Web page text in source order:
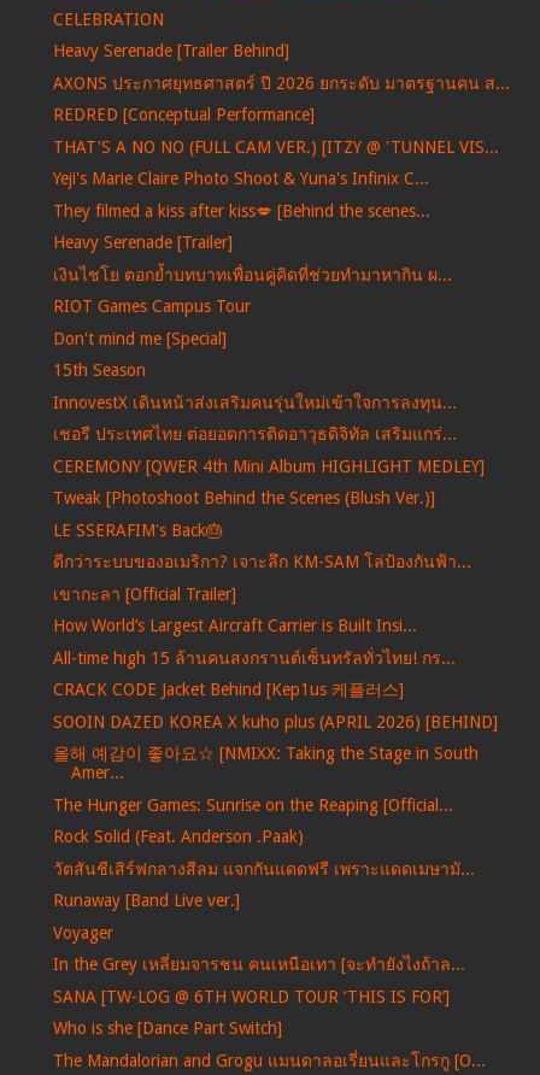
CELEBRATION
Heavy Serenade [Trailer Behind]
AXONS ประกาศยุทธศาสตร์ ปี 2026 ยกระดับ มาตรฐานคน ส...
REDRED [Conceptual Performance]
THAT'S A NO NO (FULL CAM VER.) [ITZY @ 'TUNNEL VIS...
Yeji's Marie Claire Photo Shoot & Yuna's Infinix C...
They filmed a kiss after kiss💋 [Behind the scenes...
Heavy Serenade [Trailer]
เงินไชโย ตอกย้ำบทบาทเพื่อนคู่คิดที่ช่วยทำมาหากิน ผ...
RIOT Games Campus Tour
Don't mind me [Special]
15th Season
InnovestX เดินหน้าส่งเสริมคนรุ่นใหม่เข้าใจการลงทุน...
เชอรี ประเทศไทย ต่อยอดการติดอาวุธดิจิทัล เสริมแกร่...
CEREMONY [QWER 4th Mini Album HIGHLIGHT MEDLEY]
Tweak [Photoshoot Behind the Scenes (Blush Ver.)]
LE SSERAFIM's Back🎂
ดีกว่าระบบของอเมริกา? เจาะลึก KM-SAM โล่ป้องกันฟ้า...
เขากะลา [Official Trailer]
How World’s Largest Aircraft Carrier is Built Insi...
All-time high 15 ล้านคนสงกรานต์เซ็นทรัลทั่วไทย! กร...
CRACK CODE Jacket Behind [Kep1us 케플러스]
SOOIN DAZED KOREA X kuho plus (APRIL 2026) [BEHIND]
올해 예감이 좋아요☆ [NMIXX: Taking the Stage in South
Amer...
The Hunger Games: Sunrise on the Reaping [Official...
Rock Solid (Feat. Anderson .Paak)
วัตสันชีเสิร์ฟกลางสีลม แจกกันแดดฟรี เพราะแดดเมษามั...
Runaway [Band Live ver.]
Voyager
In the Grey เหลี่ยมจารชน คนเหนือเทา [จะทำยังไงถ้าล...
SANA [TW-LOG @ 6TH WORLD TOUR ‘THIS IS FOR’]
Who is she [Dance Part Switch]
The Mandalorian and Grogu แมนดาลอเรี่ยนและโกรกู [O...